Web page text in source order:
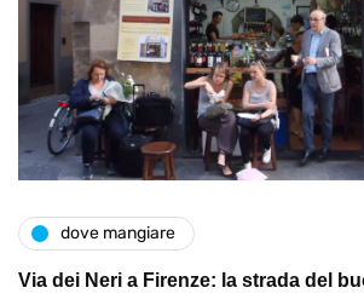
dove mangiare
Via dei Neri a Firenze: la strada del